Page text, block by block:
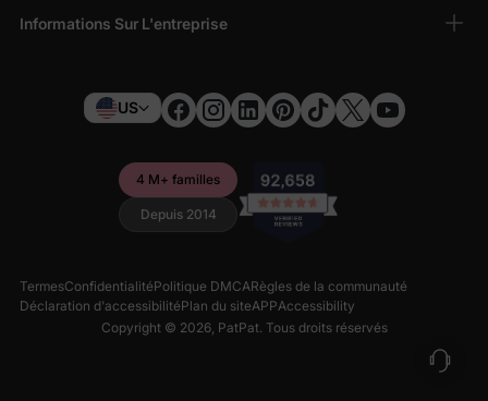
Informations Sur L'entreprise
US
4 M+ familles
Depuis 2014
TermesConfidentialitéPolitique DMCARègles de la communauté
Déclaration d'accessibilitéPlan du siteAPPAccessibility
Copyright © 2026, PatPat. Tous droits réservés